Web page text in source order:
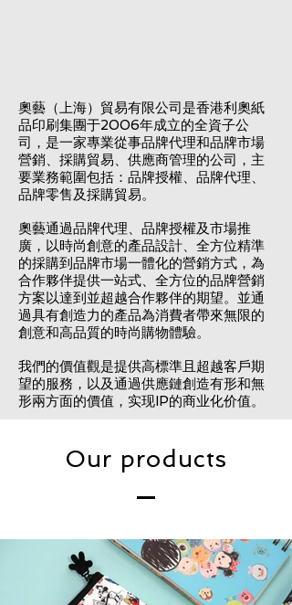
奧藝（上海）貿易有限公司是香港利奧紙
品印刷集團于2006年成立的全資子公
司，是一家專業從事品牌代理和品牌市場
營銷、採購貿易、供應商管理的公司，主
要業務範圍包括：品牌授權、品牌代理、
品牌零售及採購貿易。
奧藝通過品牌代理、品牌授權及市場推
廣，以時尚創意的產品設計、全方位精準
的採購到品牌市場一體化的營銷方式，為
合作夥伴提供一站式、全方位的品牌營銷
方案以達到並超越合作夥伴的期望。並通
過具有創造力的產品為消費者帶來無限的
創意和高品質的時尚購物體驗。
我們的價值觀是提供高標準且超越客戶期
望的服務，以及通過供應鏈創造有形和無
形兩方面的價值，实现IP的商业化价值。
Our products